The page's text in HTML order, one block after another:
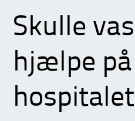
Skulle
hjælpe på